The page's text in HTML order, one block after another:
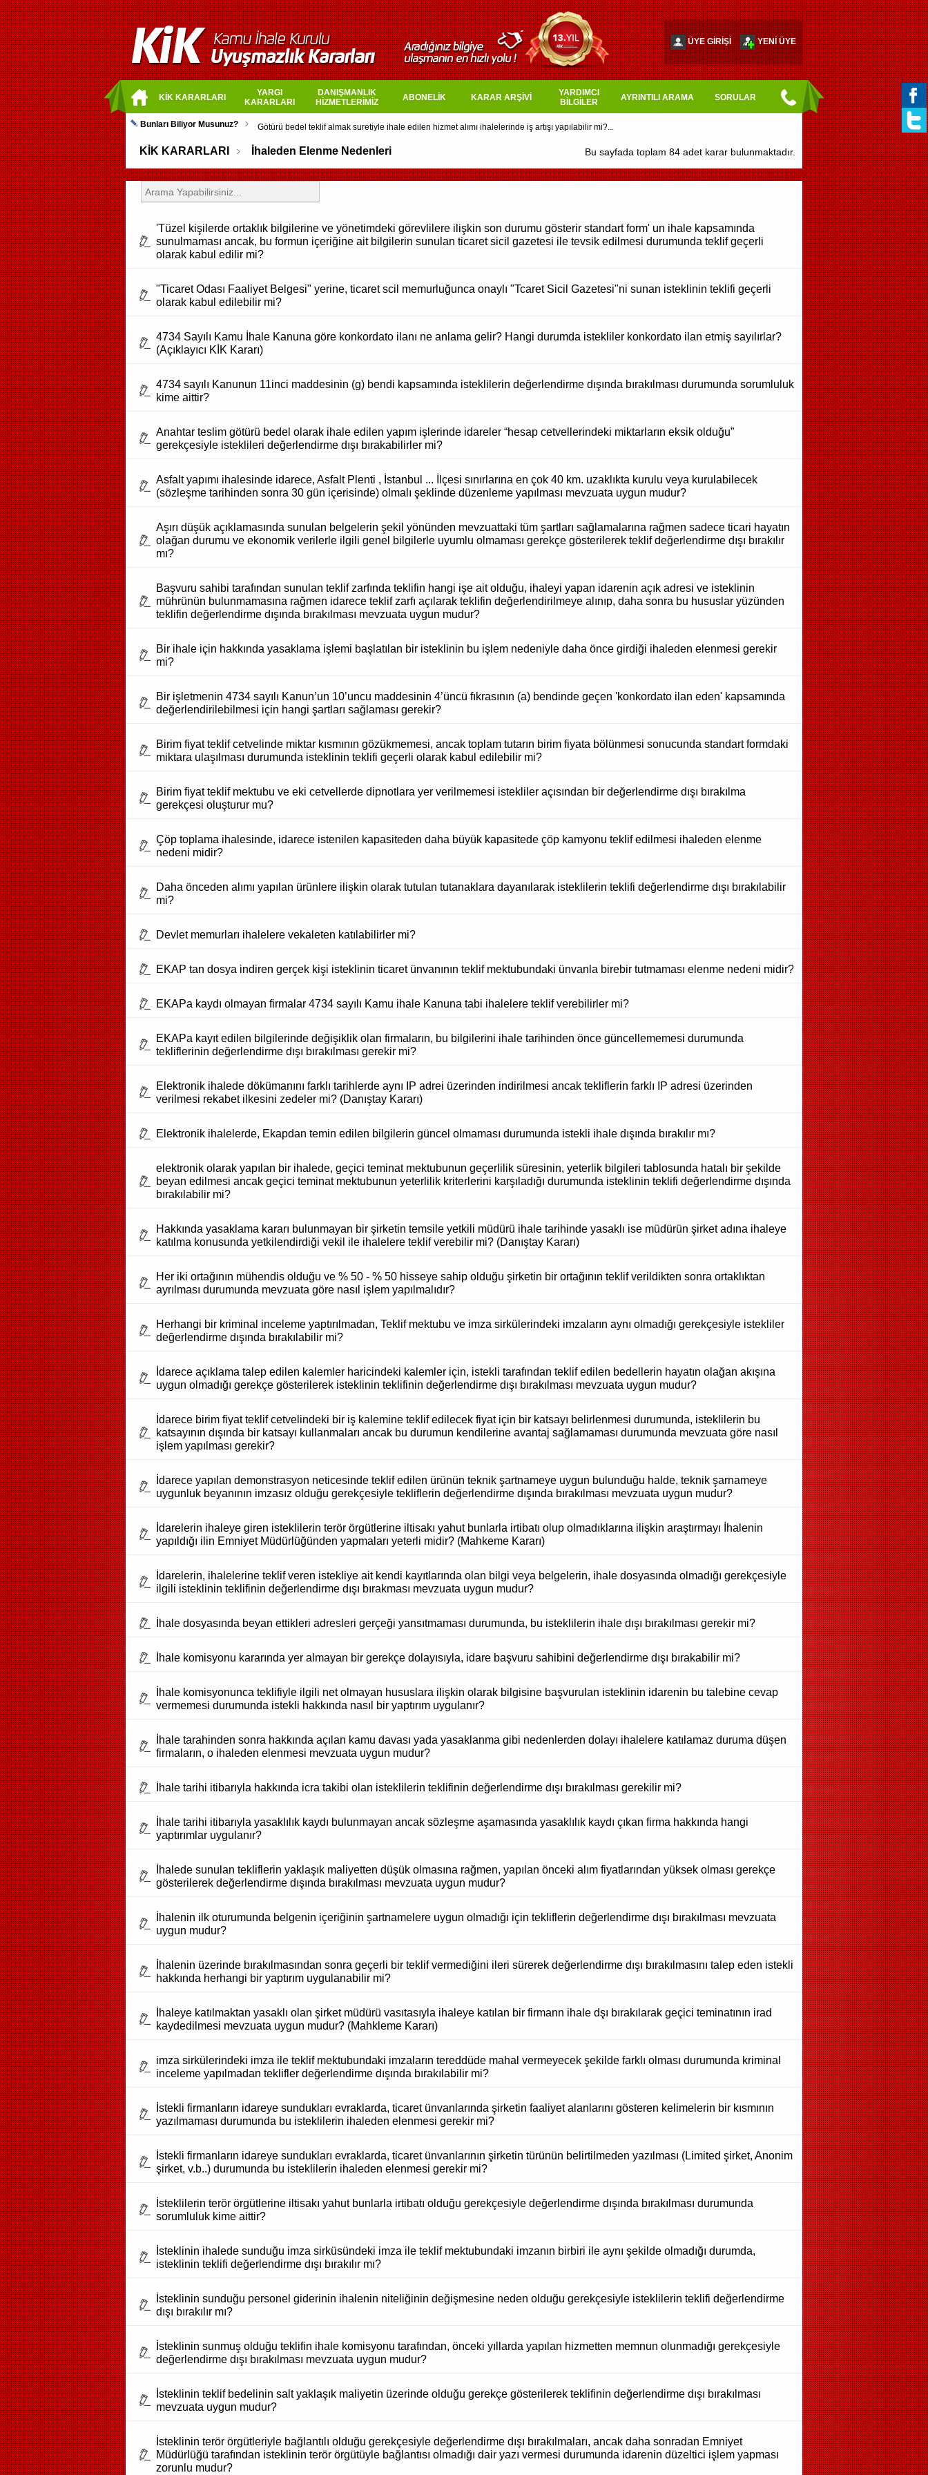
ÜYE GİRİŞİ YENİ ÜYE
KİK KARARLARI
YARGI
KARARLARI
DANIŞMANLIK
HİZMETLERİMİZ
ABONELİK KARAR ARŞİVİ
YARDIMCI
BİLGİLER
AYRINTILI ARAMA SORULAR
Bunları Biliyor Musunuz?
KİK KARARLARI İhaleden Elenme Nedenleri Bu sayfada toplam 84 adet karar bulunmaktadır.
'Tüzel kişilerde ortaklık bilgilerine ve yönetimdeki görevlilere ilişkin son durumu gösterir standart form' un ihale kapsamında
sunulmaması ancak, bu formun içeriğine ait bilgilerin sunulan ticaret sicil gazetesi ile tevsik edilmesi durumunda teklif geçerli
olarak kabul edilir mi?
"Ticaret Odası Faaliyet Belgesi" yerine, ticaret scil memurluğunca onaylı "Tcaret Sicil Gazetesi"ni sunan isteklinin teklifi geçerli
olarak kabul edilebilir mi?
4734 Sayılı Kamu İhale Kanuna göre konkordato ilanı ne anlama gelir? Hangi durumda istekliler konkordato ilan etmiş sayılırlar?
(Açıklayıcı KİK Kararı)
4734 sayılı Kanunun 11inci maddesinin (g) bendi kapsamında isteklilerin değerlendirme dışında bırakılması durumunda sorumluluk
kime aittir?
Anahtar teslim götürü bedel olarak ihale edilen yapım işlerinde idareler “hesap cetvellerindeki miktarların eksik olduğu”
gerekçesiyle isteklileri değerlendirme dışı bırakabilirler mi?
Asfalt yapımı ihalesinde idarece, Asfalt Plenti , İstanbul ... İlçesi sınırlarına en çok 40 km. uzaklıkta kurulu veya kurulabilecek
(sözleşme tarihinden sonra 30 gün içerisinde) olmalı şeklinde düzenleme yapılması mevzuata uygun mudur?
Aşırı düşük açıklamasında sunulan belgelerin şekil yönünden mevzuattaki tüm şartları sağlamalarına rağmen sadece ticari hayatın
olağan durumu ve ekonomik verilerle ilgili genel bilgilerle uyumlu olmaması gerekçe gösterilerek teklif değerlendirme dışı bırakılır
mı?
Başvuru sahibi tarafından sunulan teklif zarfında teklifin hangi işe ait olduğu, ihaleyi yapan idarenin açık adresi ve isteklinin
mührünün bulunmamasına rağmen idarece teklif zarfı açılarak teklifin değerlendirilmeye alınıp, daha sonra bu hususlar yüzünden
teklifin değerlendirme dışında bırakılması mevzuata uygun mudur?
Bir ihale için hakkında yasaklama işlemi başlatılan bir isteklinin bu işlem nedeniyle daha önce girdiği ihaleden elenmesi gerekir
mi?
Bir işletmenin 4734 sayılı Kanun’un 10’uncu maddesinin 4’üncü fıkrasının (a) bendinde geçen 'konkordato ilan eden' kapsamında
değerlendirilebilmesi için hangi şartları sağlaması gerekir?
Birim fiyat teklif cetvelinde miktar kısmının gözükmemesi, ancak toplam tutarın birim fiyata bölünmesi sonucunda standart formdaki
miktara ulaşılması durumunda isteklinin teklifi geçerli olarak kabul edilebilir mi?
Birim fiyat teklif mektubu ve eki cetvellerde dipnotlara yer verilmemesi istekliler açısından bir değerlendirme dışı bırakılma
gerekçesi oluşturur mu?
Çöp toplama ihalesinde, idarece istenilen kapasiteden daha büyük kapasitede çöp kamyonu teklif edilmesi ihaleden elenme
nedeni midir?
Daha önceden alımı yapılan ürünlere ilişkin olarak tutulan tutanaklara dayanılarak isteklilerin teklifi değerlendirme dışı bırakılabilir
mi?
Devlet memurları ihalelere vekaleten katılabilirler mi?
EKAP tan dosya indiren gerçek kişi isteklinin ticaret ünvanının teklif mektubundaki ünvanla birebir tutmaması elenme nedeni midir?
EKAPa kaydı olmayan firmalar 4734 sayılı Kamu ihale Kanuna tabi ihalelere teklif verebilirler mi?
EKAPa kayıt edilen bilgilerinde değişiklik olan firmaların, bu bilgilerini ihale tarihinden önce güncellememesi durumunda
tekliflerinin değerlendirme dışı bırakılması gerekir mi?
Elektronik ihalede dökümanını farklı tarihlerde aynı IP adrei üzerinden indirilmesi ancak tekliflerin farklı IP adresi üzerinden
verilmesi rekabet ilkesini zedeler mi? (Danıştay Kararı)
Elektronik ihalelerde, Ekapdan temin edilen bilgilerin güncel olmaması durumunda istekli ihale dışında bırakılır mı?
elektronik olarak yapılan bir ihalede, geçici teminat mektubunun geçerlilik süresinin, yeterlik bilgileri tablosunda hatalı bir şekilde
beyan edilmesi ancak geçici teminat mektubunun yeterlilik kriterlerini karşıladığı durumunda isteklinin teklifi değerlendirme dışında
bırakılabilir mi?
Hakkında yasaklama kararı bulunmayan bir şirketin temsile yetkili müdürü ihale tarihinde yasaklı ise müdürün şirket adına ihaleye
katılma konusunda yetkilendirdiği vekil ile ihalelere teklif verebilir mi? (Danıştay Kararı)
Her iki ortağının mühendis olduğu ve % 50 - % 50 hisseye sahip olduğu şirketin bir ortağının teklif verildikten sonra ortaklıktan
ayrılması durumunda mevzuata göre nasıl işlem yapılmalıdır?
Herhangi bir kriminal inceleme yaptırılmadan, Teklif mektubu ve imza sirkülerindeki imzaların aynı olmadığı gerekçesiyle istekliler
değerlendirme dışında bırakılabilir mi?
İdarece açıklama talep edilen kalemler haricindeki kalemler için, istekli tarafından teklif edilen bedellerin hayatın olağan akışına
uygun olmadığı gerekçe gösterilerek isteklinin teklifinin değerlendirme dışı bırakılması mevzuata uygun mudur?
İdarece birim fiyat teklif cetvelindeki bir iş kalemine teklif edilecek fiyat için bir katsayı belirlenmesi durumunda, isteklilerin bu
katsayının dışında bir katsayı kullanmaları ancak bu durumun kendilerine avantaj sağlamaması durumunda mevzuata göre nasıl
işlem yapılması gerekir?
İdarece yapılan demonstrasyon neticesinde teklif edilen ürünün teknik şartnameye uygun bulunduğu halde, teknik şarnameye
uygunluk beyanının imzasız olduğu gerekçesiyle tekliflerin değerlendirme dışında bırakılması mevzuata uygun mudur?
İdarelerin ihaleye giren isteklilerin terör örgütlerine iltisakı yahut bunlarla irtibatı olup olmadıklarına ilişkin araştırmayı İhalenin
yapıldığı ilin Emniyet Müdürlüğünden yapmaları yeterli midir? (Mahkeme Kararı)
İdarelerin, ihalelerine teklif veren istekliye ait kendi kayıtlarında olan bilgi veya belgelerin, ihale dosyasında olmadığı gerekçesiyle
ilgili isteklinin teklifinin değerlendirme dışı bırakması mevzuata uygun mudur?
İhale dosyasında beyan ettikleri adresleri gerçeği yansıtmaması durumunda, bu isteklilerin ihale dışı bırakılması gerekir mi?
İhale komisyonu kararında yer almayan bir gerekçe dolayısıyla, idare başvuru sahibini değerlendirme dışı bırakabilir mi?
İhale komisyonunca teklifiyle ilgili net olmayan hususlara ilişkin olarak bilgisine başvurulan isteklinin idarenin bu talebine cevap
vermemesi durumunda istekli hakkında nasıl bir yaptırım uygulanır?
İhale tarahinden sonra hakkında açılan kamu davası yada yasaklanma gibi nedenlerden dolayı ihalelere katılamaz duruma düşen
firmaların, o ihaleden elenmesi mevzuata uygun mudur?
İhale tarihi itibarıyla hakkında icra takibi olan isteklilerin teklifinin değerlendirme dışı bırakılması gerekilir mi?
İhale tarihi itibarıyla yasaklılık kaydı bulunmayan ancak sözleşme aşamasında yasaklılık kaydı çıkan firma hakkında hangi
yaptırımlar uygulanır?
İhalede sunulan tekliflerin yaklaşık maliyetten düşük olmasına rağmen, yapılan önceki alım fiyatlarından yüksek olması gerekçe
gösterilerek değerlendirme dışında bırakılması mevzuata uygun mudur?
İhalenin ilk oturumunda belgenin içeriğinin şartnamelere uygun olmadığı için tekliflerin değerlendirme dışı bırakılması mevzuata
uygun mudur?
İhalenin üzerinde bırakılmasından sonra geçerli bir teklif vermediğini ileri sürerek değerlendirme dışı bırakılmasını talep eden istekli
hakkında herhangi bir yaptırım uygulanabilir mi?
İhaleye katılmaktan yasaklı olan şirket müdürü vasıtasıyla ihaleye katılan bir firmann ihale dşı bırakılarak geçici teminatının irad
kaydedilmesi mevzuata uygun mudur? (Mahkleme Kararı)
imza sirkülerindeki imza ile teklif mektubundaki imzaların tereddüde mahal vermeyecek şekilde farklı olması durumunda kriminal
inceleme yapılmadan teklifler değerlendirme dışında bırakılabilir mi?
İstekli firmanların idareye sundukları evraklarda, ticaret ünvanlarında şirketin faaliyet alanlarını gösteren kelimelerin bir kısmının
yazılmaması durumunda bu isteklilerin ihaleden elenmesi gerekir mi?
İstekli firmanların idareye sundukları evraklarda, ticaret ünvanlarının şirketin türünün belirtilmeden yazılması (Limited şirket, Anonim
şirket, v.b..) durumunda bu isteklilerin ihaleden elenmesi gerekir mi?
İsteklilerin terör örgütlerine iltisakı yahut bunlarla irtibatı olduğu gerekçesiyle değerlendirme dışında bırakılması durumunda
sorumluluk kime aittir?
İsteklinin ihalede sunduğu imza sirküsündeki imza ile teklif mektubundaki imzanın birbiri ile aynı şekilde olmadığı durumda,
isteklinin teklifi değerlendirme dışı bırakılır mı?
İsteklinin sunduğu personel giderinin ihalenin niteliğinin değişmesine neden olduğu gerekçesiyle isteklilerin teklifi değerlendirme
dışı bırakılır mı?
İsteklinin sunmuş olduğu teklifin ihale komisyonu tarafından, önceki yıllarda yapılan hizmetten memnun olunmadığı gerekçesiyle
değerlendirme dışı bırakılması mevzuata uygun mudur?
İsteklinin teklif bedelinin salt yaklaşık maliyetin üzerinde olduğu gerekçe gösterilerek teklifinin değerlendirme dışı bırakılması
mevzuata uygun mudur?
İsteklinin terör örgütleriyle bağlantılı olduğu gerekçesiyle değerlendirme dışı bırakılmaları, ancak daha sonradan Emniyet
Müdürlüğü tarafından isteklinin terör örgütüyle bağlantısı olmadığı dair yazı vermesi durumunda idarenin düzeltici işlem yapması
zorunlu mudur?